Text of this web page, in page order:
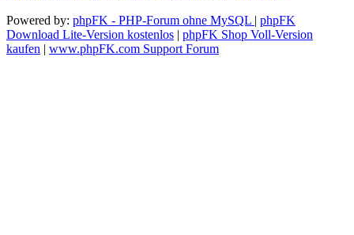
Powered by: phpFK - PHP-Forum ohne MySQL | phpFK
Download Lite-Version kostenlos | phpFK Shop Voll-Version
kaufen | www.phpFK.com Support Forum